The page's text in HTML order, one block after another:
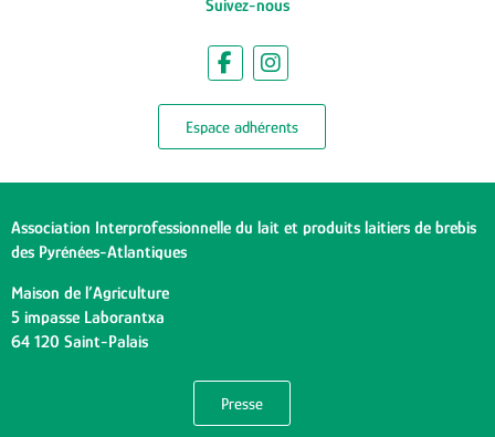
Suivez-nous
Espace adhérents
Association Interprofessionnelle du lait et produits laitiers de brebis
des Pyrénées-Atlantiques
Maison de l’Agriculture
5 impasse Laborantxa
64 120 Saint-Palais
Presse